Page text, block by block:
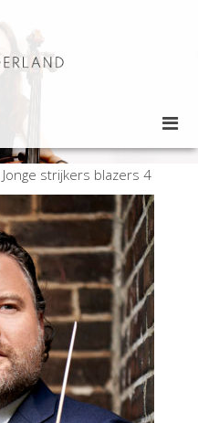
Jonge strijkers blazers 4